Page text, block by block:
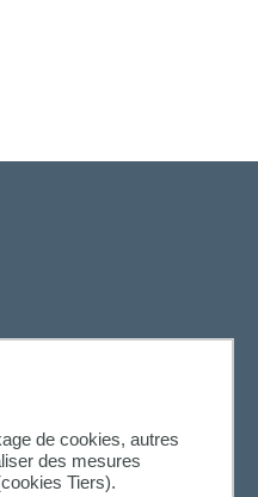
de cookies, autres
des mesures
Tiers).